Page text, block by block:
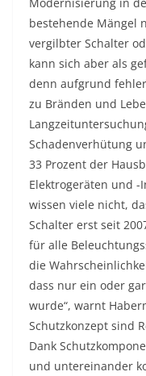
bestehende Mängel
vergilbter Schalter
kann sich aber als
denn aufgrund
zu Bränden und
Schadenverhütung
33 Prozent der
Elektrogeräten und -
wissen viele nicht,
Schalter erst seit
für alle
die
dass nur ein oder
wurde“, warnt
Schutzkonzept sind
Dank
und untereinander